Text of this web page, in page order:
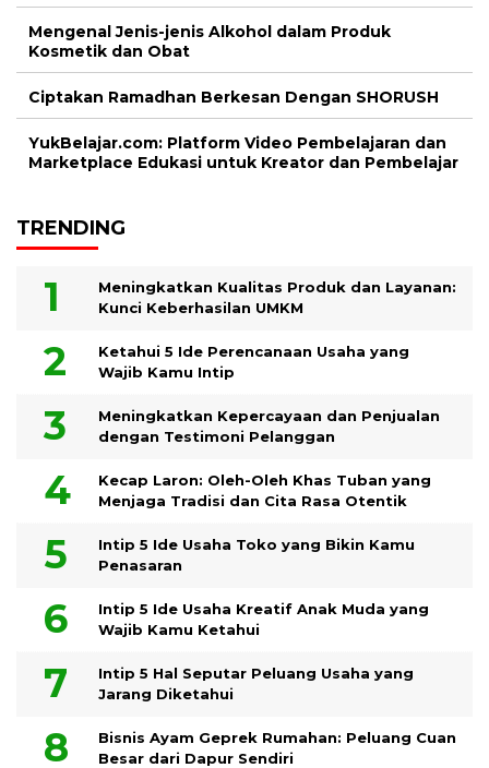
Mengenal Jenis-jenis Alkohol dalam Produk
Kosmetik dan Obat
Ciptakan Ramadhan Berkesan Dengan SHORUSH
YukBelajar.com: Platform Video Pembelajaran dan
Marketplace Edukasi untuk Kreator dan Pembelajar
TRENDING
Meningkatkan Kualitas Produk dan Layanan:
Kunci Keberhasilan UMKM
Ketahui 5 Ide Perencanaan Usaha yang
Wajib Kamu Intip
Meningkatkan Kepercayaan dan Penjualan
dengan Testimoni Pelanggan
Kecap Laron: Oleh-Oleh Khas Tuban yang
Menjaga Tradisi dan Cita Rasa Otentik
Intip 5 Ide Usaha Toko yang Bikin Kamu
Penasaran
Intip 5 Ide Usaha Kreatif Anak Muda yang
Wajib Kamu Ketahui
Intip 5 Hal Seputar Peluang Usaha yang
Jarang Diketahui
Bisnis Ayam Geprek Rumahan: Peluang Cuan
Besar dari Dapur Sendiri